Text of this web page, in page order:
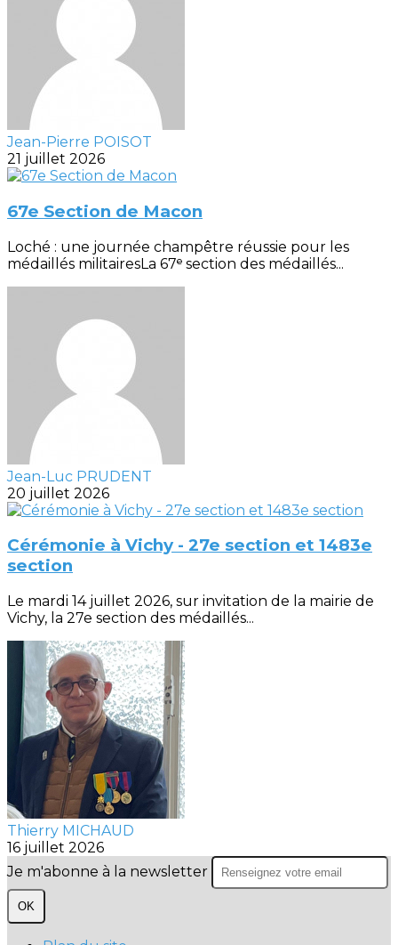
Jean-Pierre POISOT
21 juillet 2026
67e Section de Macon
Loché : une journée champêtre réussie pour les
médaillés militairesLa 67ᵉ section des médaillés...
Jean-Luc PRUDENT
20 juillet 2026
Cérémonie à Vichy - 27e section et 1483e
section
Le mardi 14 juillet 2026, sur invitation de la mairie de
Vichy, la 27e section des médaillés...
Thierry MICHAUD
16 juillet 2026
Je m'abonne à la newsletter
OK